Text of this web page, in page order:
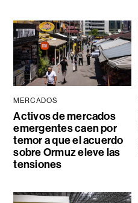
MERCADOS
Activos de mercados
emergentes caen por
temor a que el acuerdo
sobre Ormuz eleve las
tensiones